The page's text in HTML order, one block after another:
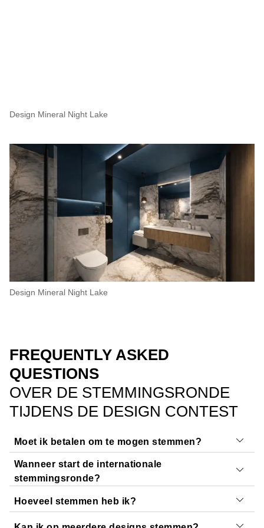
Design Mineral Night Lake
Design Mineral Night Lake
FREQUENTLY ASKED
QUESTIONS
OVER DE STEMMINGSRONDE
TIJDENS DE DESIGN CONTEST
Moet ik betalen om te mogen stemmen?
Nee, deelnemen aan de stemmingsrondes is volledig
Wanneer start de internationale
stemmingsronde?
De internationale stemmingsronde loopt van21
september tot en met 31 oktober 2026.
Hoeveel stemmen heb ik?